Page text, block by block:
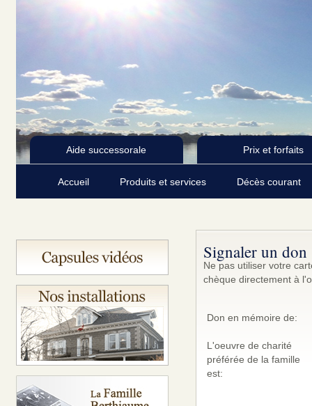
Aide successorale Prix et forfaits
Accueil Produits et services Décès courant
Signaler un don
Ne pas utiliser votre
chèque directement à
Don en mémoire de:
L'oeuvre de charité
préférée de la famille
est: